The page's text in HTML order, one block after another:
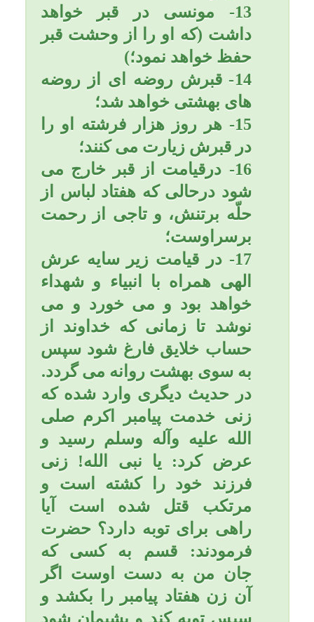
السلام) روایت می كند كه
فرمودند: "خداوند متعال با
حضرت موسی تكلم كرد،
حضرت موسی فرمود:خدای
من. كسی كه نمازها را در
وقتش به جای آورد چه پاداشی
دارد؟ خداوند فرمود:حاجت و
درخواستش را به او عطا می
كنم و بهشتم را برایش مباح
می گردانم.
آقا رسول الله (صلی الله علیه
و آله و سلّم) کسی که نماز را
سبک بشمارد خداوند او را به
شش بلای در دنیا گرفتار میکند:
1-. خير و بركت را از عمر او
برمى دارد.
2-. خير و بركت را از روزى اش
برمى دارد.
3-. نشانه صالحان را از چهره
او محو مى فرمايد.
4-. در برابر اعمالى كه انجام
داده اجر و پاداش به او داده
نمى شود.
5-. دعاى او به سوى آسمان بالا
نمى رود و مستجاب نمى گردد.
6-. هيچ بهره اى در دعاى
بندگان شايسته خدا نداشته و
مشمول دعاى آنان نخواهد بود.
3- اول شبها صدقه بدهید و
سوره «واقعه» بخوانید و هنگام
خواب، پس از تسبیحات
حضرت زهرا (سلام الله علیها)
70 مرتبه استغفار کنید و
بگوئید: «استغفرالله ربّی و
أتوب إلیه».
هر کس سوره واقعه را هر
شب بخواند هیچ تنگدستی و
گرفتاری به او نمی رسد.رسول
خدا (صلی الله علیه و آله
وسلّم) فرموده اند: سوره
واقعه را به زنانتان یاد دهید